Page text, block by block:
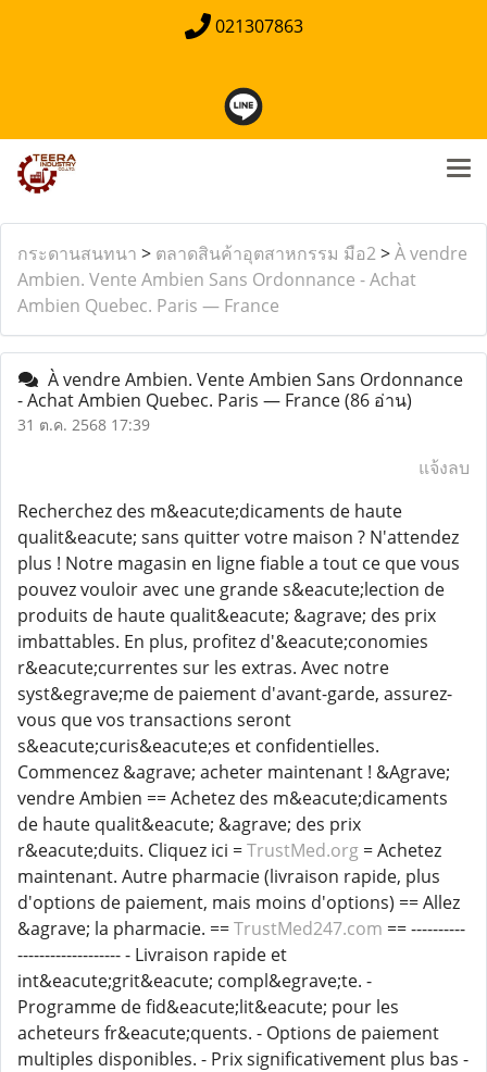
021307863
กระดานสนทนา > ตลาดสินค้าอุตสาหกรรม มือ2>À vendre
Ambien. Vente Ambien Sans Ordonnance - Achat
Ambien Quebec. Paris — France
À vendre Ambien. Vente Ambien Sans Ordonnance
- Achat Ambien Quebec. Paris — France(86 อ่าน)
31 ต.ค. 2568 17:39
แจ้งลบ
Recherchez des m&eacute;dicaments de haute
qualit&eacute; sans quitter votre maison ? N'attendez
plus ! Notre magasin en ligne fiable a tout ce que vous
pouvez vouloir avec une grande s&eacute;lection de
produits de haute qualit&eacute; &agrave; des prix
imbattables. En plus, profitez d'&eacute;conomies
r&eacute;currentes sur les extras. Avec notre
syst&egrave;me de paiement d'avant-garde, assurez-
vous que vos transactions seront
s&eacute;curis&eacute;es et confidentielles.
Commencez &agrave; acheter maintenant ! &Agrave;
vendre Ambien == Achetez des m&eacute;dicaments
de haute qualit&eacute; &agrave; des prix
r&eacute;duits. Cliquez ici =TrustMed.org = Achetez
maintenant. Autre pharmacie (livraison rapide, plus
d'options de paiement, mais moins d'options) == Allez
&agrave; la pharmacie. ==TrustMed247.com == ----------
------------------- - Livraison rapide et
int&eacute;grit&eacute; compl&egrave;te. -
Programme de fid&eacute;lit&eacute; pour les
acheteurs fr&eacute;quents. - Options de paiement
multiples disponibles. - Prix significativement plus bas -